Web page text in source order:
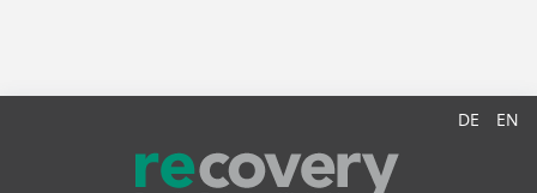
DE EN